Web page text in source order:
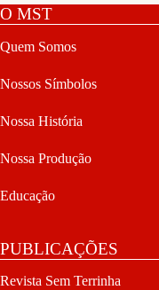
O MST
Quem Somos
Nossos Símbolos
Nossa História
Nossa Produção
Educação
PUBLICAÇÕES
Revista Sem Terrinha